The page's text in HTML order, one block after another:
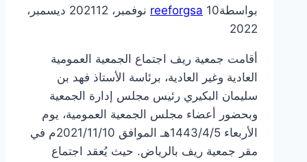
بواسطة reeforgsa 10 نوفمبر، 2021
12 ديسمبر،
2022
أقامت جمعية ريف اجتماع الجمعية العمومية
العادية وغير العادية، برئاسة الأستاذ فهد بن
سليمان البكيري رئيس مجلس إدارة الجمعية
وبحضور أعضاء مجلس الجمعية العمومية، يوم
الأربعاء 1443/4/5هـ الموافق 2021/11/10م في
مقر جمعية ريف بالرياض. حيث يُعقد اجتماع